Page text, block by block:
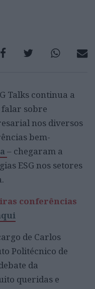
Talks continua a
sobre
nos diversos
bem-
– chegaram a
ESG nos setores
conferências
de Carlos
Politécnico de
da
queridas e